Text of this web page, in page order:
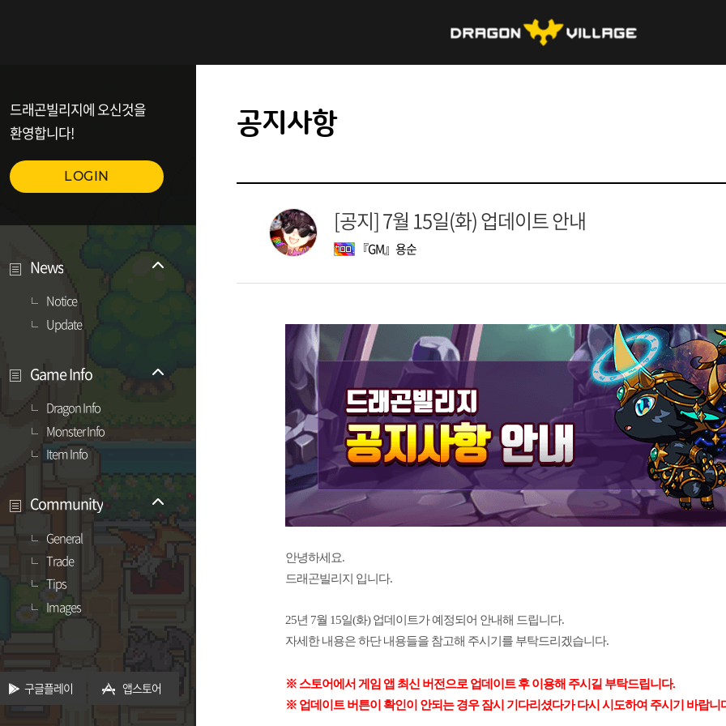
드래곤빌리지에 오신것을
환영합니다!
LOGIN
News
Notice
Update
Game Info
Dragon Info
Monster Info
Item Info
Community
General
Trade
Tips
Images
구글플레이 앱스토어
공지사항
[공지] 7월 15일(화) 업데이트 안내
『GM』용순
안녕하세요.
드래곤빌리지 입니다.
25년 7월 15일(화) 업데이트가 예정되어 안내해 드립니다.
자세한 내용은 하단 내용들을 참고해 주시기를 부탁드리겠습니다.
※ 스토어에서 게임 앱 최신 버전으로 업데이트 후 이용해 주시길 부탁드립니다.
※ 업데이트 버튼이 확인이 안되는 경우 잠시 기다리셨다가 다시 시도하여 주시기 바랍니